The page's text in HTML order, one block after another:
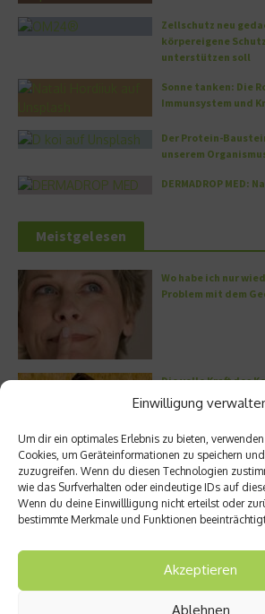
Einwilligung
Um dir ein optimales Erlebnis zu bieten,
Cookies, um Geräteinformationen zu speichern
zuzugreifen. Wenn du diesen Technologien
wie das Surfverhalten oder eindeutige IDs auf
Wenn du deine Einwillligung nicht erteilst oder
bestimmte Merkmale und Funktionen
Akzeptieren
Ablehnen
Zellschutz neu
körpereigene
unterstützen soll
Sonne tanken: Die
Immunsystem und
Der Protein-
unserem
DERMADROP
Meistgelesen
Wo habe ich nur
Problem mit dem
Die volle Kraft des
Getreide
Entzündung der
und verschiedene